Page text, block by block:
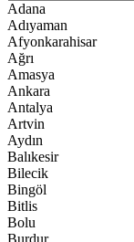
Adana
Adıyaman
Afyonkarahisar
Ağrı
Amasya
Ankara
Antalya
Artvin
Aydın
Balıkesir
Bilecik
Bingöl
Bitlis
Bolu
Burdur